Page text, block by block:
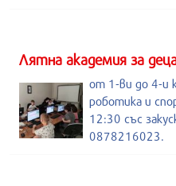
Лятна академия за
от 1-ви до 4-и
роботика и
12:30 със
0878216023.